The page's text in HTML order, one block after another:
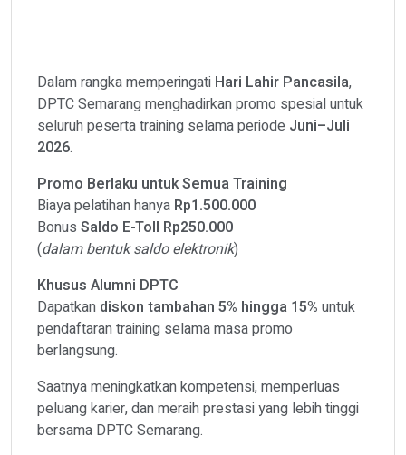
Dalam rangka memperingati Hari Lahir Pancasila,
DPTC Semarang menghadirkan promo spesial untuk
seluruh peserta training selama periode Juni–Juli
2026.
Promo Berlaku untuk Semua Training
Biaya pelatihan hanya Rp1.500.000
Bonus Saldo E-Toll Rp250.000
(dalam bentuk saldo elektronik)
Khusus Alumni DPTC
Dapatkan diskon tambahan 5% hingga 15% untuk
pendaftaran training selama masa promo
berlangsung.
Saatnya meningkatkan kompetensi, memperluas
peluang karier, dan meraih prestasi yang lebih tinggi
bersama DPTC Semarang.